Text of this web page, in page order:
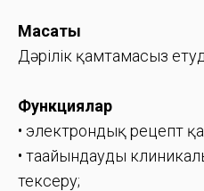
Мақсаты
Дәрілік қамтамасыз
Функциялар
• электрондық рецепт
• тағайындауды
тексеру;